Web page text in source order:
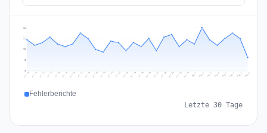
16
24
32
Jul 10 Jul 11 Jul 12 Jul 13 Jul 14 Jul 15 Jul 16 Jul 17 Jul 18 Jul 19 Jul 20 Jul 21 Jul 22 Jul 23 Jul 24 Jul 25 Jul 26 Jul 27 Jul 28 Jul 29 Jul 30 Jul 31 Aug 1 Aug 2 Aug 3 Aug 4 Aug 5 Aug 6 Aug 7 Aug 8
Fehlerberichte
Letzte 30 Tage